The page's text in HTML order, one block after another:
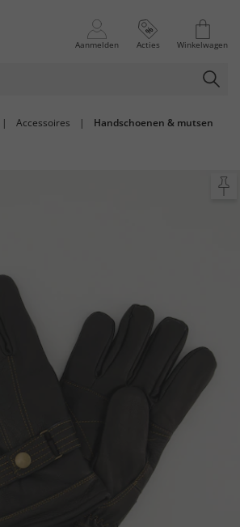
Aanmelden Acties Winkelwagen
| Accessoires | Handschoenen & mutsen